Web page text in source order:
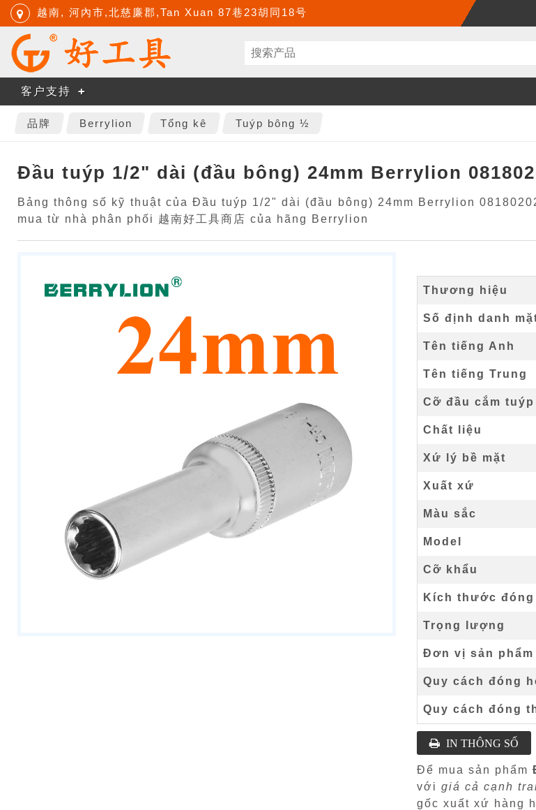
越南, 河內市,北慈廉郡,Tan Xuan 87巷23胡同18号
客户支持
品牌 Berrylion Tổng kê Tuýp bông ½
Đầu tuýp 1/2" dài (đầu bông) 24mm Berrylion
Bảng thông số kỹ thuật của Đầu tuýp 1/2" dài (đầu bông) 24mm Berrylion
mua từ nhà phân phối 越南好工具商店 của hãng Berrylion
Thương hiệu
Số định danh
Tên tiếng Anh
Tên tiếng Trung
Cỡ đầu cắm tuýp
Chất liệu
Xứ lý bề mặt
Xuất xứ
Màu sắc
Model
Cỡ khẩu
Kích thước
Trọng lượng
Đơn vị sản phẩm
Quy cách đóng
Quy cách đóng
IN THÔNG SỐ
Để mua sản phẩm
vớigiá cả cạnh
gốc xuất xứ hàng